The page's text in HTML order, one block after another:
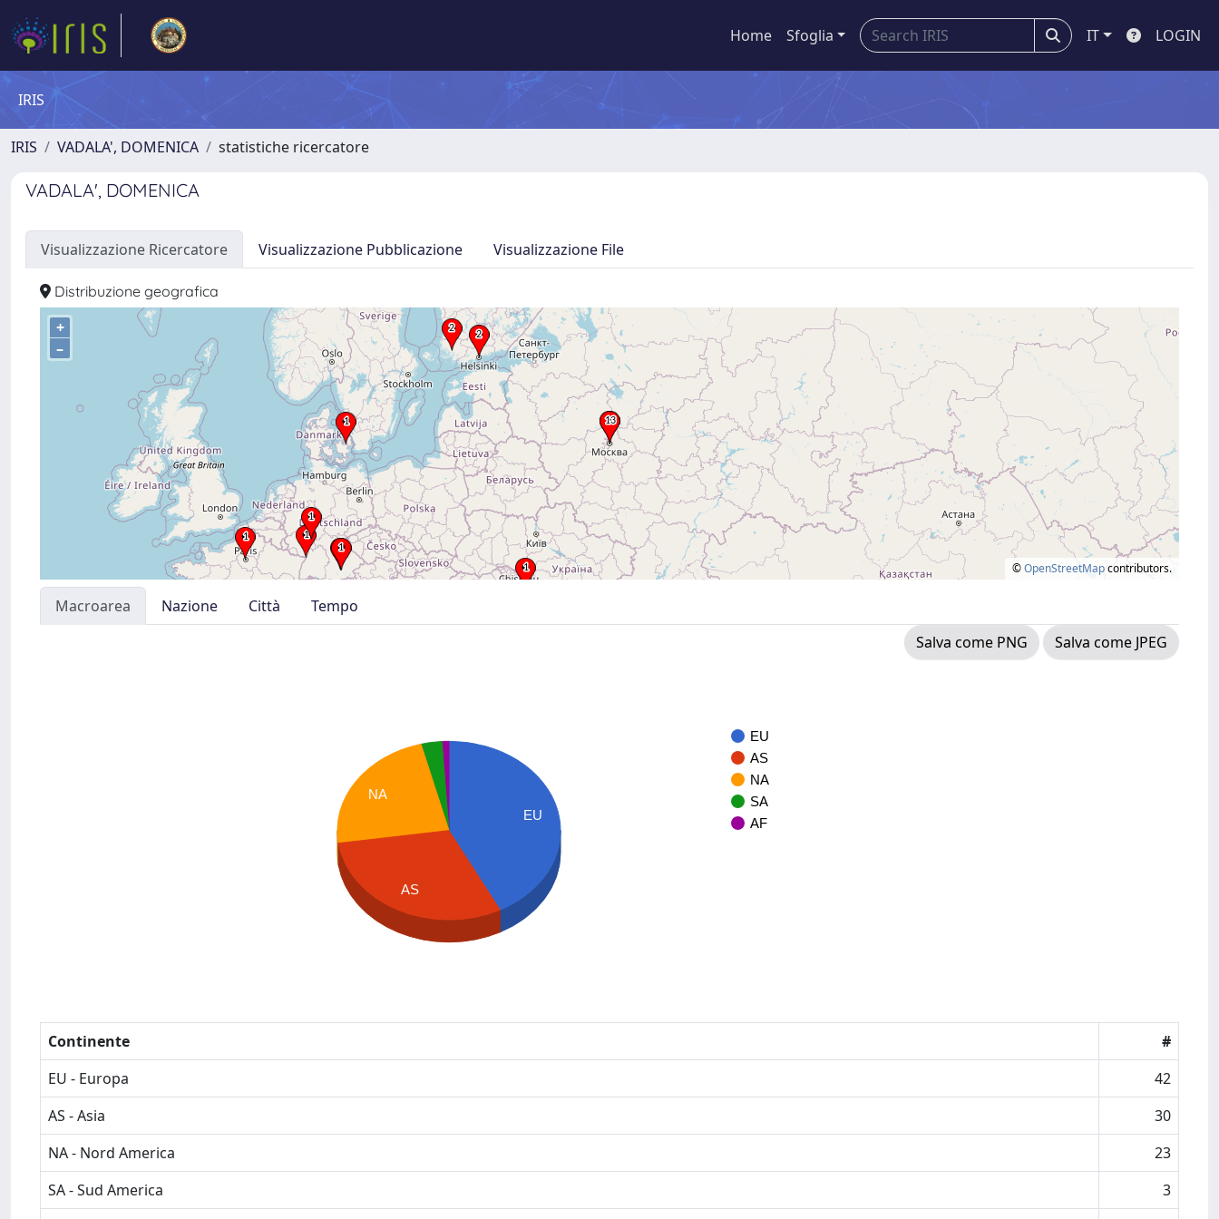
Home Sfoglia IT LOGIN
IRIS
IRIS VADALA', DOMENICA statistiche ricercatore
VADALA', DOMENICA
Visualizzazione Ricercatore Visualizzazione Pubblicazione Visualizzazione File
Distribuzione geografica
+
–
©OpenStreetMapcontributors.
Macroarea Nazione Città
Tempo
Salva come PNG
Salva come JPEG
EU
AS
NA
SA
AF
EU
NA
AS
Continente
#
EU - Europa
42
AS - Asia
30
NA - Nord America
23
SA - Sud America
3